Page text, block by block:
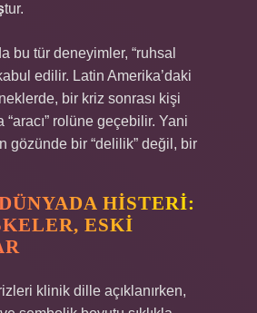
tur.
bu tür deneyimler, “ruhsal
edilir. Latin Amerika’daki
bir kriz sonrası kişi
“aracı” rolüne geçebilir. Yani
gözünde bir “delilik” değil, bir
HISTERI:
ESKI
klinik dille açıklanırken,